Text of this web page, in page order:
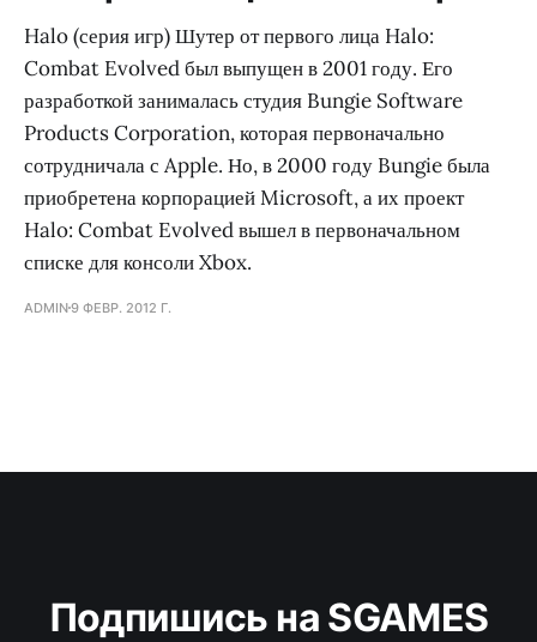
Halo (серия игр) Шутер от первого лица Halo:
Combat Evolved был выпущен в 2001 году. Его
разработкой занималась студия Bungie Software
Products Corporation, которая первоначально
сотрудничала с Apple. Но, в 2000 году Bungie была
приобретена корпорацией Microsoft, а их проект
Halo: Combat Evolved вышел в первоначальном
списке для консоли Xbox.
ADMIN9 ФЕВР. 2012 Г.
Подпишись на SGAMES